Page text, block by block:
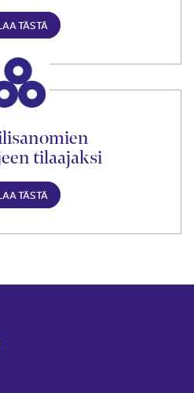
TÄSTÄ
tilaajaksi
TÄSTÄ